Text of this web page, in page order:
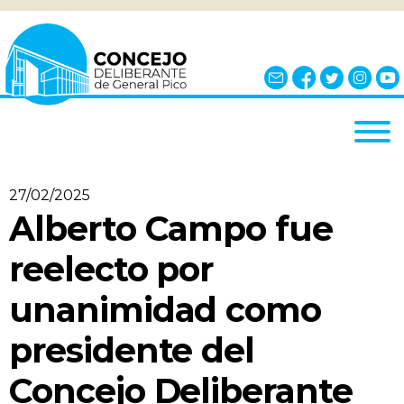
EL CONCEJO
¿QUÉ ES?
AUTORIDADES
BLOQUES
COMISIONES
NOTICIAS
27/02/2025
Alberto Campo fue
reelecto por
unanimidad como
presidente del
Concejo Deliberante